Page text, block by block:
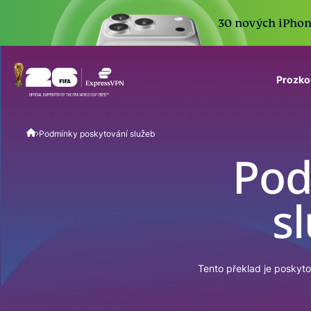
30 nových
Podmínky poskytování služeb
Tento překlad je